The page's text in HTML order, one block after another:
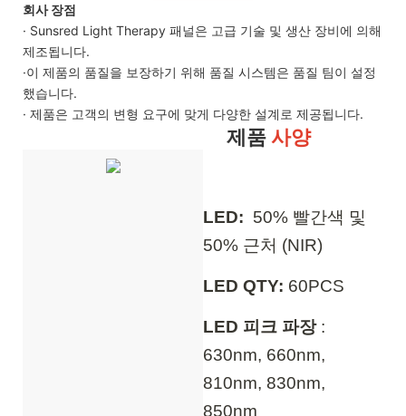
회사 장점
· Sunsred Light Therapy 패널은 고급 기술 및 생산 장비에 의해
제조됩니다.
·이 제품의 품질을 보장하기 위해 품질 시스템은 품질 팀이 설정
했습니다.
· 제품은 고객의 변형 요구에 맞게 다양한 설계로 제공됩니다.
제품사양
LED: 50% 빨간색 및
50% 근처 (NIR)
LED QTY: 60PCS
LED 피크 파장 :
630nm, 660nm,
810nm, 830nm,
850nm